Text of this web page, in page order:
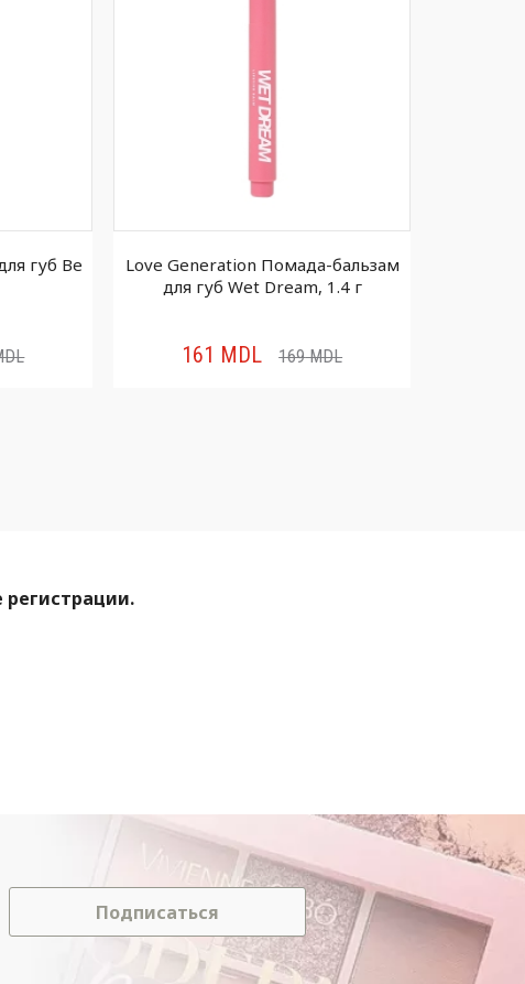
губ Be
Love Generation Помада-бальзам
для губ Wet Dream, 1.4 г
161 MDL 169MDL
регистрации.
Подписаться